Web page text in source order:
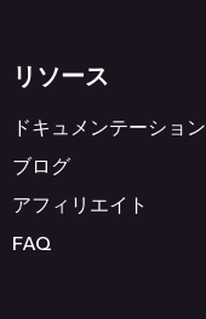
リソース
ドキュメンテーション
ブログ
アフィリエイト
FAQ